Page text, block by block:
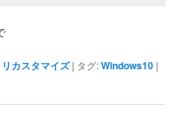
カスタマイズ | タグ:Windows10 |